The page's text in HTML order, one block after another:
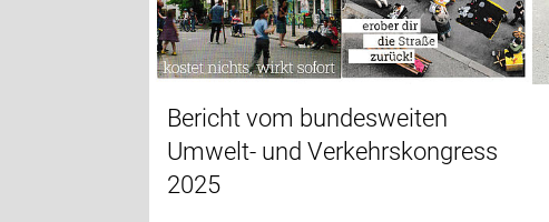
Bericht vom bundesweiten
Umwelt- und Verkehrskongress
2025